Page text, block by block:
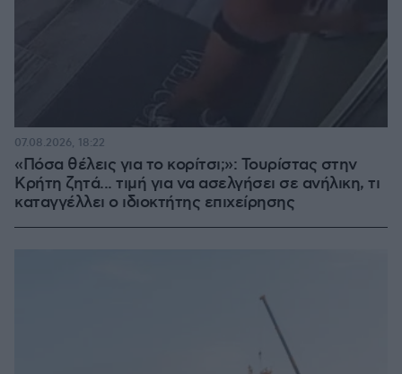
«Πόσα θέλεις για το κορίτσι;»: Τουρίστας στην
Κρήτη ζητά... τιμή για να ασελγήσει σε ανήλικη, τι
καταγγέλλει ο ιδιοκτήτης επιχείρησης
07.08.2026, 18:22